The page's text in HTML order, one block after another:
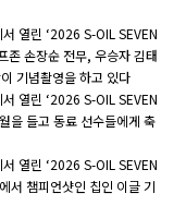
열린 ‘2026 S-OIL SEVEN
존 손장순 전무, 우승자 김태
기념촬영을 하고 있다
열린 ‘2026 S-OIL SEVEN
을 들고 동료 선수들에게 축
열린 ‘2026 S-OIL SEVEN
서 챔피언샷인 칩인 이글 기